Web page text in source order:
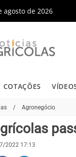
agosto de 2026
COTAÇÕES
/ Agronegócio
2022 17:13